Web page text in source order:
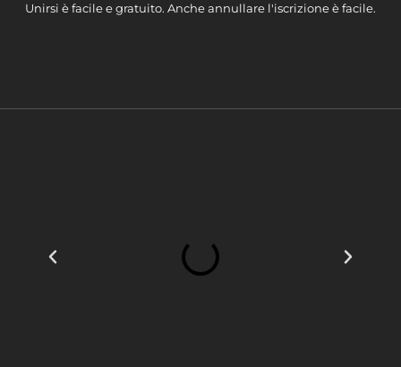
Unirsi è facile e gratuito. Anche annullare l'iscrizione è facile.